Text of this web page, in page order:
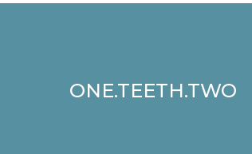
ONE.TEETH.TWO